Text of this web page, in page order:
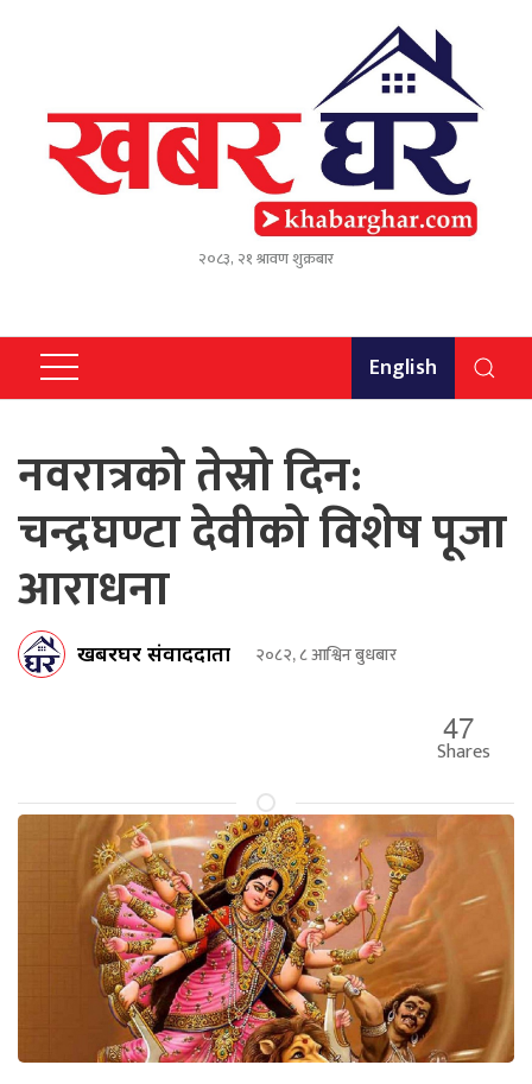
२०८३, २१ श्रावण शुक्रबार
English
नवरात्रको तेस्रो दिन:
चन्द्रघण्टा देवीको विशेष पूजा
आराधना
खबरघर संवाददाता २०८२, ८ आश्विन बुधबार
47
Shares